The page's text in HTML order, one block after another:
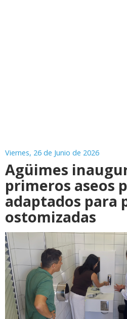
Viernes, 26 de Junio de 2026
Agüimes
primeros aseos
adaptados para
ostomizadas